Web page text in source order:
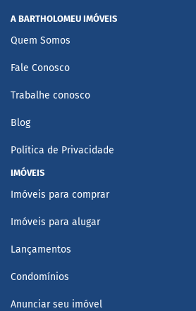
A BARTHOLOMEU IMÓVEIS
Quem Somos
Fale Conosco
Trabalhe conosco
Blog
Política de Privacidade
IMÓVEIS
Imóveis para comprar
Imóveis para alugar
Lançamentos
Condomínios
Anunciar seu imóvel